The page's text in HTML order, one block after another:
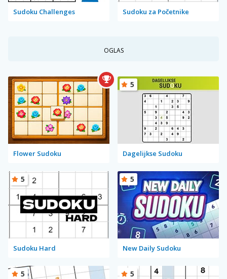
Sudoku Challenges Sudoku za Početnike
OGLAS
Flower Sudoku Dagelijkse Sudoku
5
Sudoku Hard
5
New Daily Sudoku
5
5 5